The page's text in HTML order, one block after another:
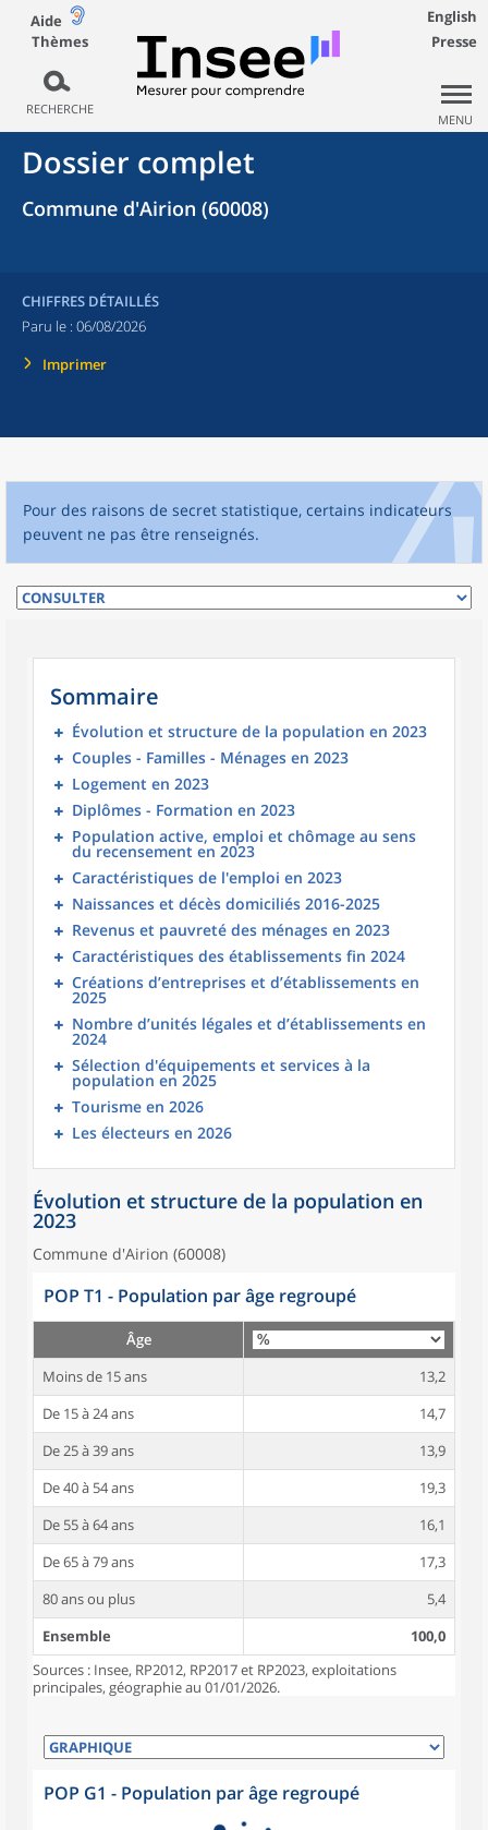
Aide
Thèmes
RECHERCHE
English
Presse
MENU
Dossier complet
Commune d'Airion (60008)
CHIFFRES DÉTAILLÉS
Paru le : 06/08/2026
Imprimer
Pour des raisons de secret statistique, certains indicateurs
peuvent ne pas être renseignés.
Sommaire
Évolution et structure de la population en 2023
Couples - Familles - Ménages en 2023
Logement en 2023
Diplômes - Formation en 2023
Population active, emploi et chômage au sens
du recensement en 2023
Caractéristiques de l'emploi en 2023
Naissances et décès domiciliés 2016-2025
Revenus et pauvreté des ménages en 2023
Caractéristiques des établissements fin 2024
Créations d’entreprises et d’établissements en
2025
Nombre d’unités légales et d’établissements en
2024
Sélection d'équipements et services à la
population en 2025
Tourisme en 2026
Les électeurs en 2026
Évolution et structure de la population en
2023
Commune d'Airion (60008)
POP T1 - Population par âge regroupé
Âge
Moins de 15 ans
13,2
De 15 à 24 ans
14,7
De 25 à 39 ans
13,9
De 40 à 54 ans
19,3
De 55 à 64 ans
16,1
De 65 à 79 ans
17,3
80 ans ou plus
5,4
Ensemble
100,0
Sources : Insee, RP2012, RP2017 et RP2023, exploitations
principales, géographie au 01/01/2026.
POP G1 - Population par âge regroupé